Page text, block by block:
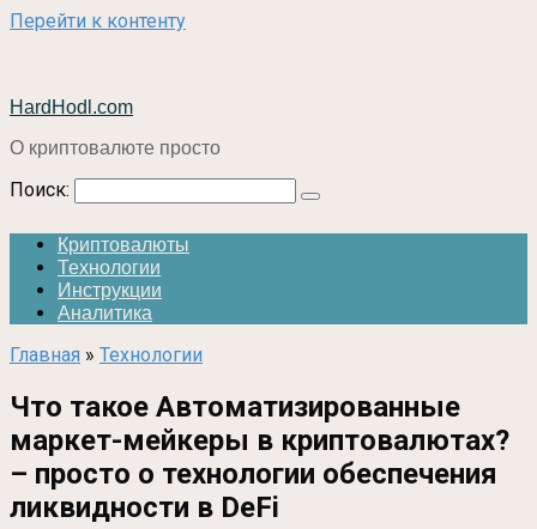
Перейти к контенту
HardHodl.com
О криптовалюте просто
Поиск:
Криптовалюты
Технологии
Инструкции
Аналитика
Главная » Технологии
Что такое Автоматизированные
маркет-мейкеры в криптовалютах?
– просто о технологии обеспечения
ликвидности в DeFi